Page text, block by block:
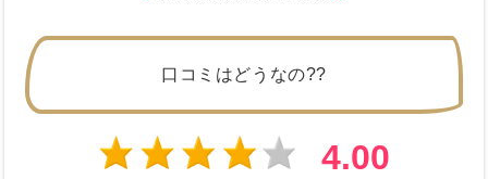
口コミはどうなの??
4.00